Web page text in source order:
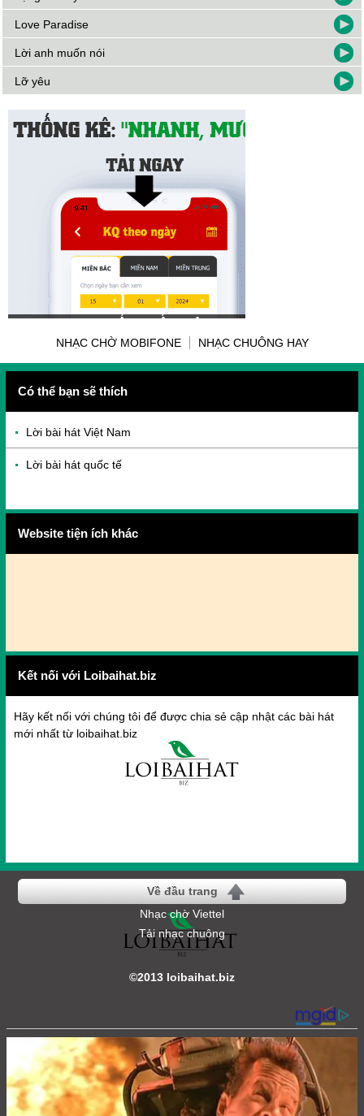
Love Paradise
Lời anh muốn nói
Lỡ yêu
NHẠC CHỜ MOBIFONE NHẠC CHUÔNG HAY
Có thể bạn sẽ thích
Lời bài hát Việt Nam
Lời bài hát quốc tế
Website tiện ích khác
Kết nối với Loibaihat.biz
Hãy kết nối với chúng tôi để được chia sẻ cập nhật các bài hát
mới nhất từ loibaihat.biz
Về đầu trang
Nhạc chờ Viettel
Tải nhạc chuông
©2013 loibaihat.biz